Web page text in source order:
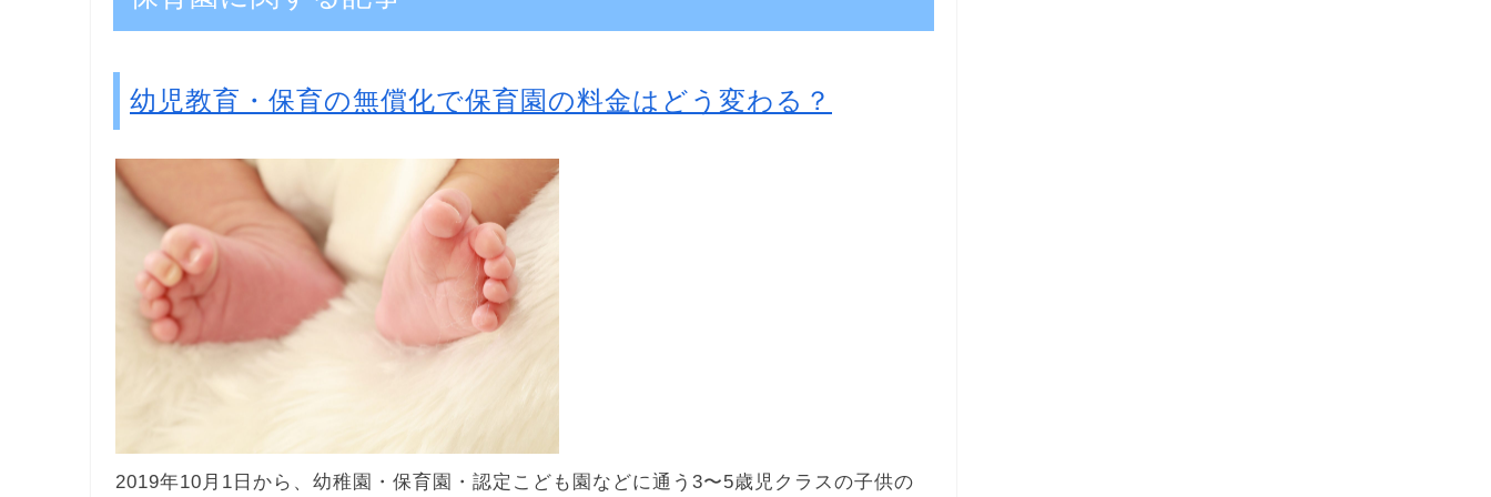
幼児教育・保育の無償化で保育園の料金はどう変わる？
2019年10月1日から、幼稚園・保育園・認定こども園などに通う3〜5歳児クラスの子供の